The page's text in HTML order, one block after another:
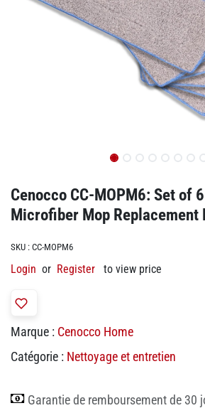
Cenocco CC-MOPM6: Set of
Microfiber Mop Replacement
SKU : CC-MOPM6
Login or Register to view price
Marque : Cenocco Home
Catégorie : Nettoyage et entretien
Garantie de remboursement de 30